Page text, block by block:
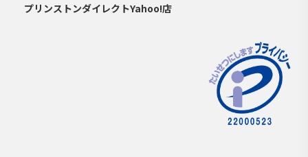
プリンストンダイレクトYahoo!店